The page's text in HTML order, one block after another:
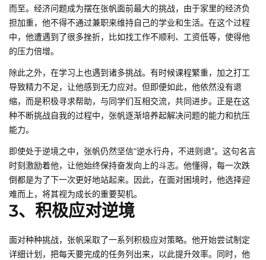
而至。经济问题成为摆在张帆面前最大的挑战，由于家里的经济负
担加重，他不得不通过兼职来维持自己的学业和生活。在这个过程
中，他遭遇到了很多挫折，比如找工作不顺利、工资低等，使得他
的压力倍增。
除此之外，在学习上也遇到诸多挑战。有时候课程繁重，加之打工
导致精力不足，让他感到无力应对。但即便如此，他依然没有退
缩，而是积极寻求帮助，与同学们互相交流，共同进步。正是在这
种不断挑战自我的过程中，张帆逐渐培养起解决问题的能力和抗压
能力。
即使处于逆境之中，张帆仍然坚信“逆水行舟，不进则退”。这句名言
时刻激励着他，让他始终保持奋发向上的斗志。他懂得，每一次跌
倒都是为了下一次更好地站起来。因此，在面对困境时，他选择迎
难而上，将其视为成长的重要契机。
3、积极应对逆境
面对种种挑战，张帆采取了一系列积极应对策略。他开始尝试制定
详细计划，把每天要完成的任务列出来，以此提升效率。同时，他